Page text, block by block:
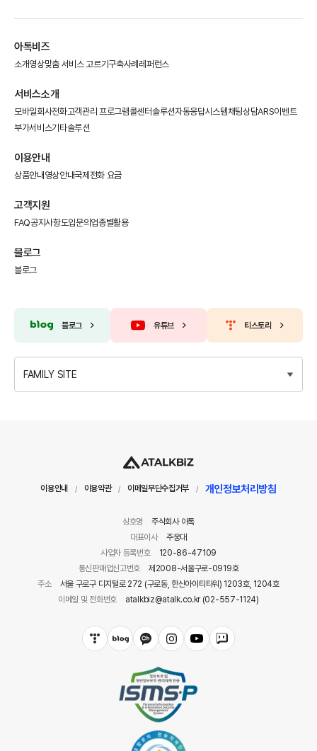
아톡비즈
소개영상맞춤 서비스 고르기구축사례 레퍼런스
서비스소개
모바일회사전화고객관리 프로그램콜센터솔루션자동응답시스템채팅상담ARS이벤트
부가서비스기타솔루션
이용안내
상품안내 영상안내국제전화 요금
고객지원
FAQ공지사항도입문의 업종별활용
블로그
블로그
블로그 유튜브 티스토리
FAMILY SITE
이용안내 / 이용약관 / 이메일무단수집거부 / 개인정보처리방침
상호명
주식회사 아톡
대표이사
주웅대
사업자 등록번호
120-86-47109
통신판매업신고번호
제2008-서울구로-0919호
주소
서울 구로구 디지털로 272 (구로동, 한신아이티타워) 1203호, 1204호
이메일 및 전화번호
atalkbiz@atalk.co.kr (02-557-1124)